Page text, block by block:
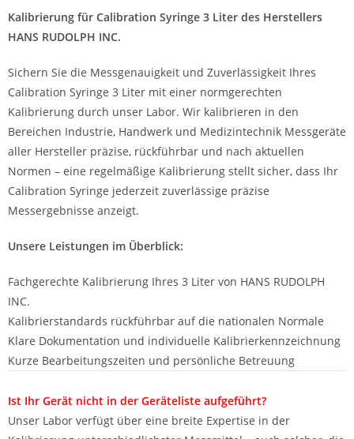
Kalibrierung für Calibration Syringe 3 Liter des Herstellers
HANS RUDOLPH INC.
Sichern Sie die Messgenauigkeit und Zuverlässigkeit Ihres
Calibration Syringe 3 Liter mit einer normgerechten
Kalibrierung durch unser Labor. Wir kalibrieren in den
Bereichen Industrie, Handwerk und Medizintechnik Messgeräte
aller Hersteller präzise, rückführbar und nach aktuellen
Normen – eine regelmäßige Kalibrierung stellt sicher, dass Ihr
Calibration Syringe jederzeit zuverlässige präzise
Messergebnisse anzeigt.
Unsere Leistungen im Überblick:
Fachgerechte Kalibrierung Ihres 3 Liter von HANS RUDOLPH
INC.
Kalibrierstandards rückführbar auf die nationalen Normale
Klare Dokumentation und individuelle Kalibrierkennzeichnung
Kurze Bearbeitungszeiten und persönliche Betreuung
Ist Ihr Gerät nicht in der Geräteliste aufgeführt?
Unser Labor verfügt über eine breite Expertise in der